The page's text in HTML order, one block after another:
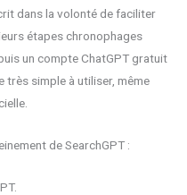
dans la volonté de faciliter
étapes chronophages
un compte ChatGPT gratuit
très simple à utiliser, même
de SearchGPT :